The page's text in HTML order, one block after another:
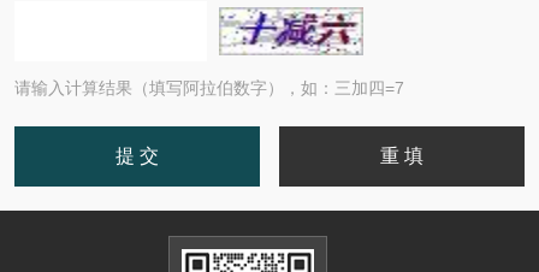
请输入计算结果（填写阿拉伯数字），如：三加四=7